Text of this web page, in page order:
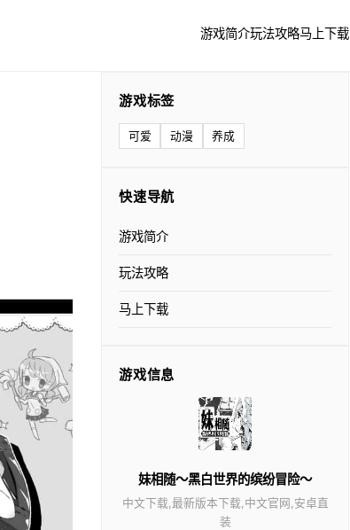
游戏简介玩法攻略马上下载
游戏标签
可爱 动漫 养成
快速导航
游戏简介
玩法攻略
马上下载
游戏信息
妹相随～黑白世界的缤纷冒险～
中文下载,最新版本下载,中文官网,安卓直
装